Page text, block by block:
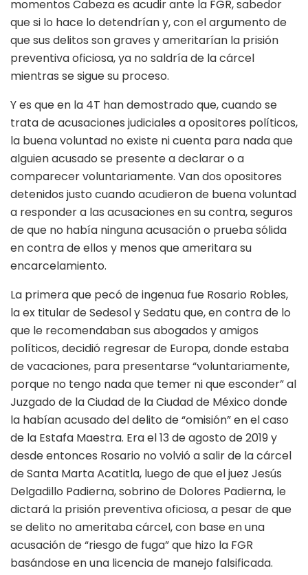
momentos Cabeza es acudir ante la FGR, sabedor
que si lo hace lo detendrían y, con el argumento de
que sus delitos son graves y ameritarían la prisión
preventiva oficiosa, ya no saldría de la cárcel
mientras se sigue su proceso.
Y es que en la 4T han demostrado que, cuando se
trata de acusaciones judiciales a opositores políticos,
la buena voluntad no existe ni cuenta para nada que
alguien acusado se presente a declarar o a
comparecer voluntariamente. Van dos opositores
detenidos justo cuando acudieron de buena voluntad
a responder a las acusaciones en su contra, seguros
de que no había ninguna acusación o prueba sólida
en contra de ellos y menos que ameritara su
encarcelamiento.
La primera que pecó de ingenua fue Rosario Robles,
la ex titular de Sedesol y Sedatu que, en contra de lo
que le recomendaban sus abogados y amigos
políticos, decidió regresar de Europa, donde estaba
de vacaciones, para presentarse “voluntariamente,
porque no tengo nada que temer ni que esconder” al
Juzgado de la Ciudad de la Ciudad de México donde
la habían acusado del delito de “omisión” en el caso
de la Estafa Maestra. Era el 13 de agosto de 2019 y
desde entonces Rosario no volvió a salir de la cárcel
de Santa Marta Acatitla, luego de que el juez Jesús
Delgadillo Padierna, sobrino de Dolores Padierna, le
dictará la prisión preventiva oficiosa, a pesar de que
se delito no ameritaba cárcel, con base en una
acusación de “riesgo de fuga” que hizo la FGR
basándose en una licencia de manejo falsificada.